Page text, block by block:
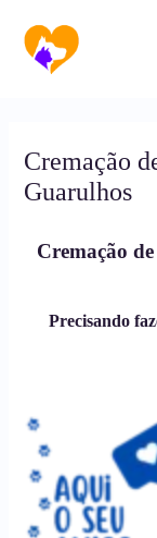
para
conteúdo
Cremação
Guarulhos
Cremação
Precisando